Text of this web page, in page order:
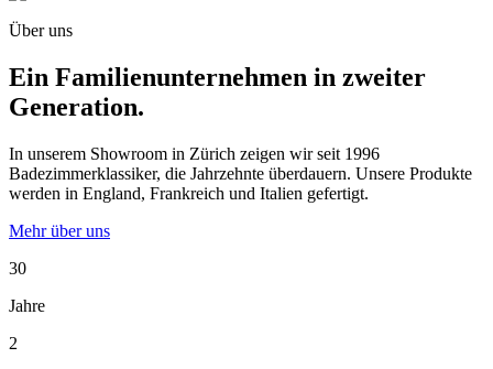
Über uns
Ein Familienunternehmen in zweiter
Generation.
In unserem Showroom in Zürich zeigen wir seit 1996
Badezimmerklassiker, die Jahrzehnte überdauern. Unsere Produkte
werden in England, Frankreich und Italien gefertigt.
Mehr über uns
30
Jahre
2